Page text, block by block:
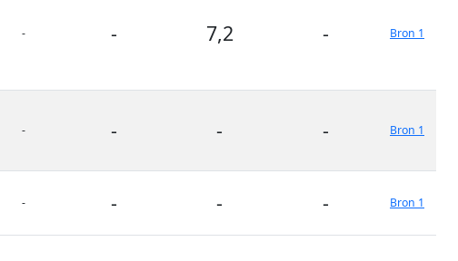
- - 7,2 - Bron 1
- - - - Bron 1
- - - - Bron 1